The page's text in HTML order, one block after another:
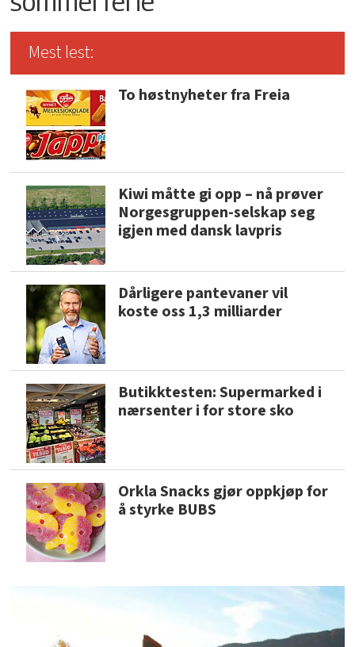
Mest lest:
To høstnyheter fra Freia
Kiwi måtte gi opp – nå prøver
Norgesgruppen-selskap seg
igjen med dansk lavpris
Dårligere pantevaner vil
koste oss 1,3 milliarder
Butikktesten: Supermarked i
nærsenter i for store sko
Orkla Snacks gjør oppkjøp for
å styrke BUBS